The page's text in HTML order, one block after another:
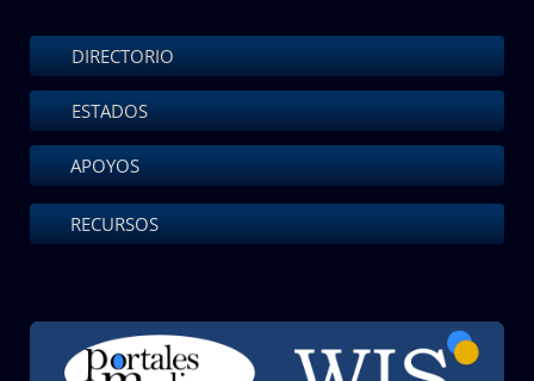
DIRECTORIO
ESTADOS
APOYOS
RECURSOS